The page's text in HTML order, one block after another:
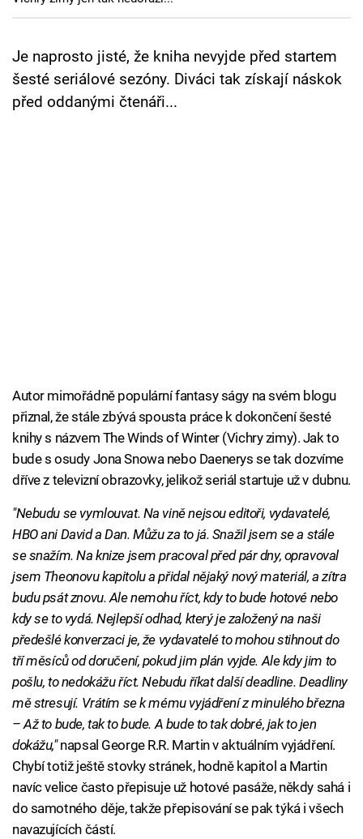
TV Program
Sledujte prima+
Přihlášení
Je naprosto jisté, že kniha nevyjde před startem
šesté seriálové sezóny. Diváci tak získají náskok
před oddanými čtenáři...
Autor mimořádně populární fantasy ságy na svém blogu
přiznal, že stále zbývá spousta práce k dokončení šesté
knihy s názvem The Winds of Winter (Vichry zimy). Jak to
bude s osudy Jona Snowa nebo Daenerys se tak dozvíme
dříve z televizní obrazovky, jelikož seriál startuje už v dubnu.
"Nebudu se vymlouvat. Na vině nejsou editoři, vydavatelé,
HBO ani David a Dan. Můžu za to já. Snažil jsem se a stále
se snažím. Na knize jsem pracoval před pár dny, opravoval
jsem Theonovu kapitolu a přidal nějaký nový materiál, a zítra
budu psát znovu. Ale nemohu říct, kdy to bude hotové nebo
kdy se to vydá. Nejlepší odhad, který je založený na naši
předešlé konverzaci je, že vydavatelé to mohou stihnout do
tří měsíců od doručení, pokud jim plán vyjde. Ale kdy jim to
pošlu, to nedokážu říct. Nebudu říkat další deadline. Deadliny
mě stresují. Vrátím se k mému vyjádření z minulého března
– Až to bude, tak to bude. A bude to tak dobré, jak to jen
dokážu,"napsal George R.R. Martin v aktuálním vyjádření.
Chybí totiž ještě stovky stránek, hodně kapitol a Martin
navíc velice často přepisuje už hotové pasáže, někdy sahá i
do samotného děje, takže přepisování se pak týká i všech
navazujících částí.